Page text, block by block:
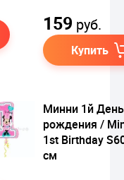
159 руб.
Купить
Минни 1й День
рождения /
1st Birthday
см